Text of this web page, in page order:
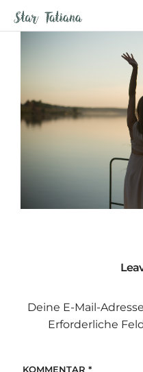
Deine E-Mail-
Erforderliche
KOMMENTAR *